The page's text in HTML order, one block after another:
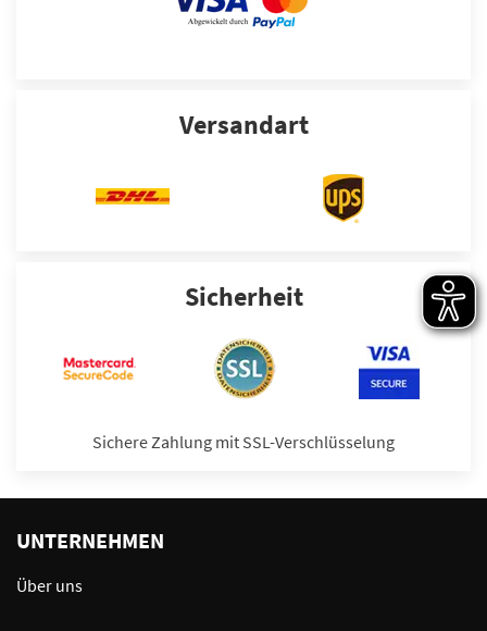
Versandart
Sicherheit
Sichere Zahlung mit SSL-Verschlüsselung
UNTERNEHMEN
Über uns